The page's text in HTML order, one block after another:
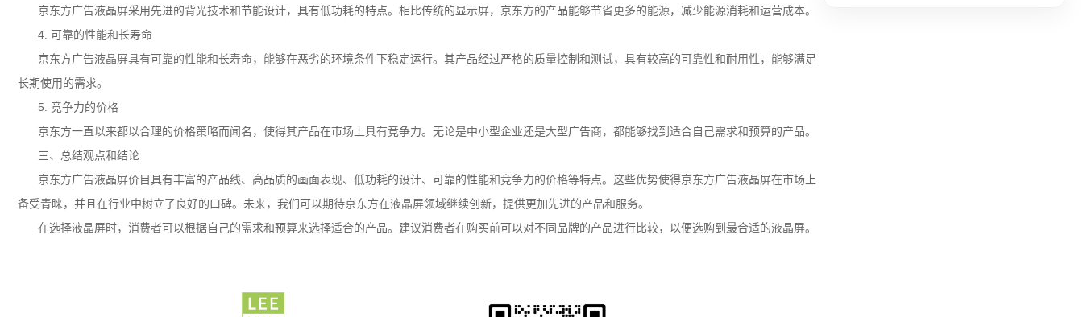
京东方广告液晶屏采用先进的背光技术和节能设计，具有低功耗的特点。相比传统的显示屏，京东方的产品能够节省更多的能源，减少能源消耗和运营成本。
4. 可靠的性能和长寿命
京东方广告液晶屏具有可靠的性能和长寿命，能够在恶劣的环境条件下稳定运行。其产品经过严格的质量控制和测试，具有较高的可靠性和耐用性，能够满足
长期使用的需求。
5. 竞争力的价格
京东方一直以来都以合理的价格策略而闻名，使得其产品在市场上具有竞争力。无论是中小型企业还是大型广告商，都能够找到适合自己需求和预算的产品。
三、总结观点和结论
京东方广告液晶屏价目具有丰富的产品线、高品质的画面表现、低功耗的设计、可靠的性能和竞争力的价格等特点。这些优势使得京东方广告液晶屏在市场上
备受青睐，并且在行业中树立了良好的口碑。未来，我们可以期待京东方在液晶屏领域继续创新，提供更加先进的产品和服务。
在选择液晶屏时，消费者可以根据自己的需求和预算来选择适合的产品。建议消费者在购买前可以对不同品牌的产品进行比较，以便选购到最合适的液晶屏。